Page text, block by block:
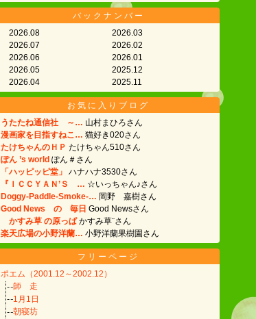
バックナンバー
2026.08
2026.07
2026.06
2026.05
2026.04
2026.03
2026.02
2026.01
2025.12
2025.11
お気に入りブログ
うたたね通信社 ～… 山村まひろさん
漫画家を目指すねこ… 猫好き020さん
たけちゃんのＨＰ たけちゃん510さん
ぽん ’s world ぽん＃さん
「ハッピッピ堂」
ハナハナ3530さん
『ＩＣＣＹＡＮ’Ｓ … ☆いっちゃん♪さん
Doggy-Paddle-Smoke-… 岡野 嘉樹さん
Good News の 毎日 Good Newsさん
かすみ草 の原っぱかすみ草¨さん
楽天広場の小野洋蘭… 小野洋蘭果樹園さん
フリーページ
ポエム（2001.12～2002.12）
師 走
1月1日
朝寝坊